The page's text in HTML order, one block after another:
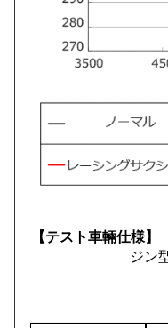
【テスト車輛仕様】
ジン